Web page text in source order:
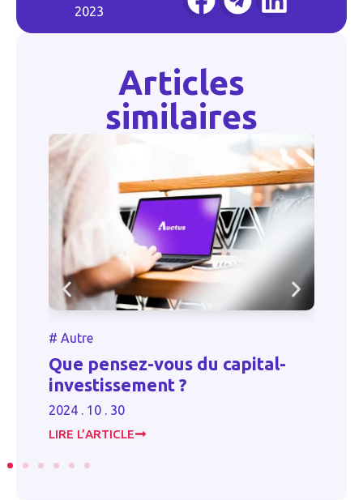
2023
Articles
similaires
# Autre
Que pensez-vous du capital-
investissement ?
2024 . 10 . 30
LIRE L’ARTICLE